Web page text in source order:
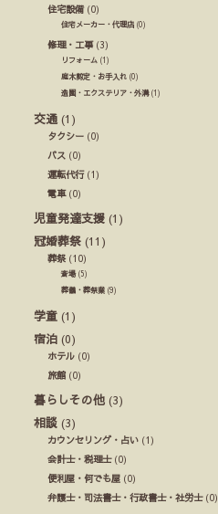
住宅設備(0)
住宅メーカー・代理店 (0)
修理・工事(3)
リフォーム (1)
庭木剪定・お手入れ (0)
造園・エクステリア・外溝(1)
交通 (1)
タクシー (0)
バス (0)
運転代行(1)
電車(0)
児童発達支援 (1)
冠婚葬祭 (11)
葬祭(10)
斎場(5)
葬儀・葬祭業 (9)
学童 (1)
宿泊 (0)
ホテル (0)
旅館 (0)
暮らしその他 (3)
相談 (3)
カウンセリング・占い (1)
会計士・税理士(0)
便利屋・何でも屋 (0)
弁護士・司法書士・行政書士・社労士(0)